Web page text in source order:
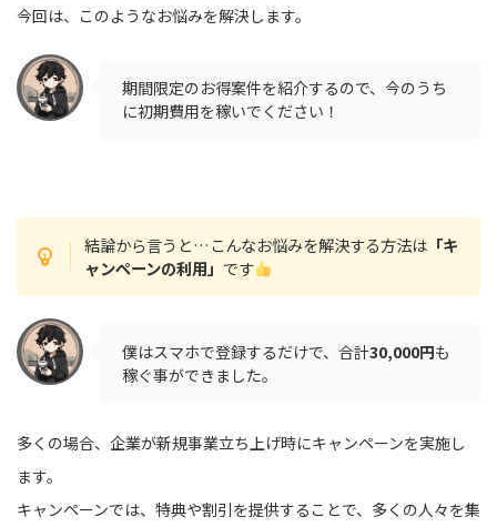
今回は、このようなお悩みを解決します。
期間限定のお得案件を紹介するので、今のうち
に初期費用を稼いでください！
結論から言うと…こんなお悩みを解決する方法は 「キ
ャンペーンの利用」です
僕はスマホで登録するだけで、合計30,000円も
稼ぐ事ができました。
多くの場合、企業が新規事業立ち上げ時にキャンペーンを実施し
ます。
キャンペーンでは、特典や割引を提供することで、多くの人々を集